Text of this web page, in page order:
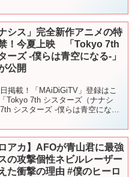
ナシス」完全新作アニメの特
！今夏上映 「Tokyo 7th
ーズ -僕らは青空になる-」
公開
掲載！「MAiDiGiTV」登録はこ
7th シスターズ（ナナシ
シスターズ -僕らは青空にな
ロアカ】AFOが青山君に最強
の攻撃個性ネビルレーザー
た衝撃の理由 #僕のヒーロ